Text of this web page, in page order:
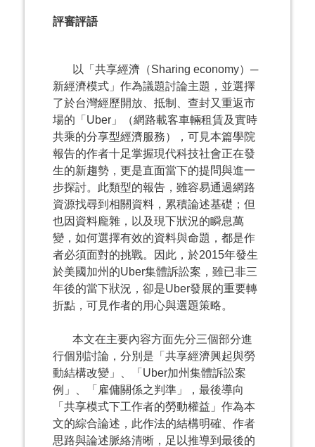
評審評語
以「共享經濟（Sharing economy）─
新經濟模式」作為議題討論主題，並選擇
了於台灣經歷開放、抵制、查封又重返市
場的「Uber」（網路載客車輛租賃及實時
共乘的分享型經濟服務），可見本篇學院
報告的作者十足掌握現代科技社會正在發
生的新趨勢，更是直面當下的提問與進一
步探討。此類型的報告，雖容易通過網路
資源找尋到相關資料，累積論述基礎；但
也因資料龐雜，以及現下狀況的瞬息萬
變，如何選擇有效的資料與命題，都是作
者必須面對的挑戰。因此，於2015年發生
於美國加州的Uber集體訴訟案，雖已非三
年後的當下狀況，卻是Uber發展的重要轉
折點，可見作者的用心與選題策略。
本文在主要內容方面先分三個部分進
行個別討論，分別是「共享經濟興起與勞
動結構改變」、「Uber加州集體訴訟案
例」、「雇傭關係之判準」，最後導向
「共享模式下工作者的勞動權益」作為本
文的綜合論述，此作法的結構明確、作者
思路與論述脈絡清晰，足以推導到最後的